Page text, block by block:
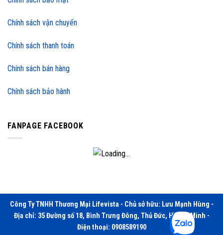
Chính sách vận chuyển
Chính sách thanh toán
Chính sách bán hàng
Chính sách bảo hành
FANPAGE FACEBOOK
Công Ty TNHH Thương Mại Lifevista - Chủ sở hữu: Lưu Mạnh Hùng -
Địa chỉ: 35 Đường số 18, Bình Trưng Đông, Thủ Đức, Hồ Chí Minh -
Điện thoại: 0908589190